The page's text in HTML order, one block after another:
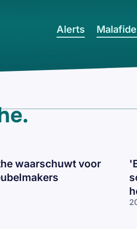
Alerts
.
waarschuwt voor